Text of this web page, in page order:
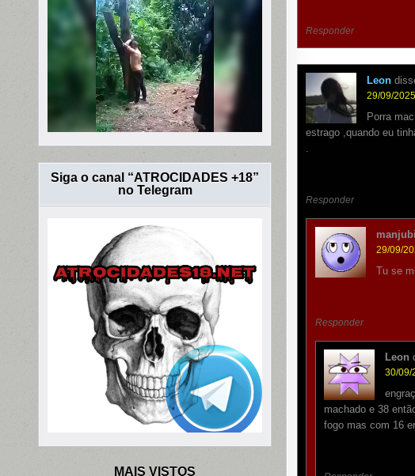
Responder
Leon
29/09/
Porra
estrago ,quando eu
Responder
29/09/
Tu se
Responder
Leon
30/09/
machado e 38
fogo mas com 16
Siga o canal “ATROCIDADES +18”
no Telegram
MAIS VISTOS